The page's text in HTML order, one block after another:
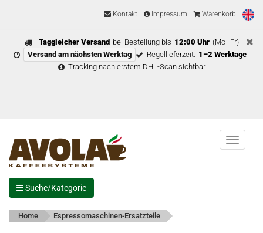
Kontakt Impressum Warenkorb
Taggleicher Versand bei Bestellung bis 12:00 Uhr (Mo–Fr)
Versand am nächsten Werktag
Regellieferzeit: 1–2 Werktage
Tracking nach erstem DHL-Scan sichtbar
Menu
Suche/Kategorie
Home Espressomaschinen-Ersatzteile